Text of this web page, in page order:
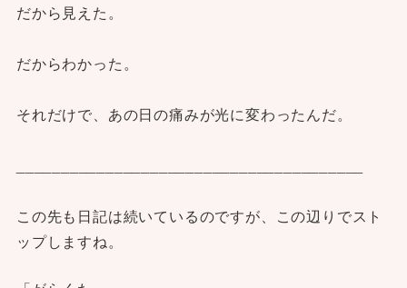
だから見えた。
だからわかった。
それだけで、あの日の痛みが光に変わったんだ。
この先も日記は続いているのですが、この辺りでスト
ップしますね。